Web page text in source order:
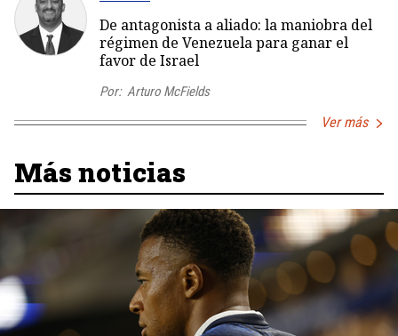
De antagonista a aliado: la maniobra del
régimen de Venezuela para ganar el
favor de Israel
Por: Arturo McFields
Ver más
Más noticias